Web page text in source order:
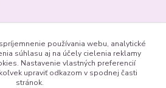
používania webu, analytické
súhlasu aj na účely cielenia reklamy
Nastavenie vlastných preferencií
upraviť odkazom v spodnej časti
stránok.